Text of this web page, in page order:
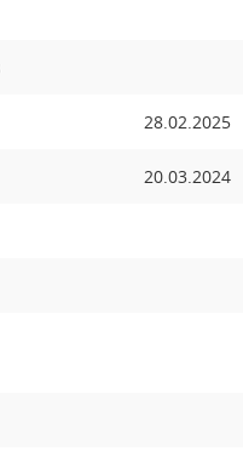
28.02.2025
20.03.2024